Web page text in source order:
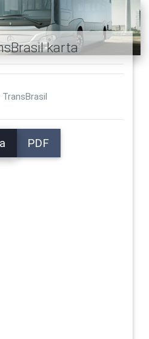
karta
TransBrasil
PDF